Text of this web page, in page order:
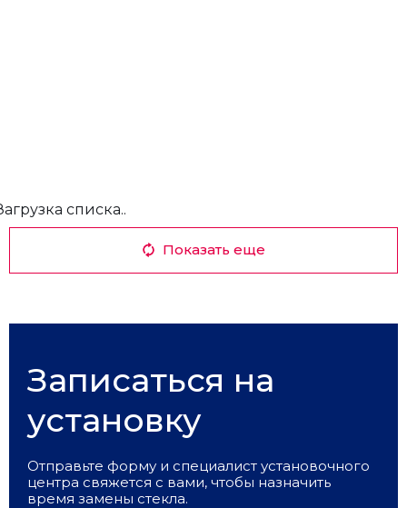
списка..
Показать еще
Записаться на
установку
Отправьте форму и специалист установочного
центра свяжется с вами, чтобы назначить
время замены стекла.